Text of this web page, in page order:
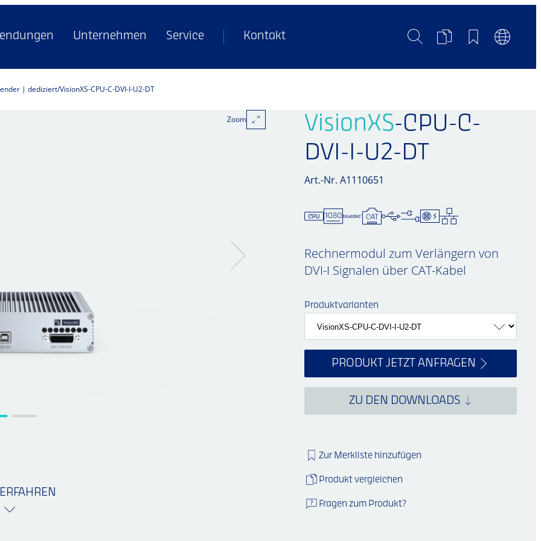
Unternehmen Service Kontakt SucheProduktvergleich
Merkliste
| dediziert VisionXS-CPU-C-DVI-I-U2-DT
VisionXS-CPU-C-
DVI-I-U2-DT
Art.-Nr. A1110651
Zoom
Rechnermodul zum Verlängern von
DVI-I Signalen über CAT-Kabel
Produktvarianten
PRODUKT JETZT ANFRAGEN
ZU DEN DOWNLOADS
Zur Merkliste hinzufügen
Produkt vergleichen
Fragen zum Produkt?